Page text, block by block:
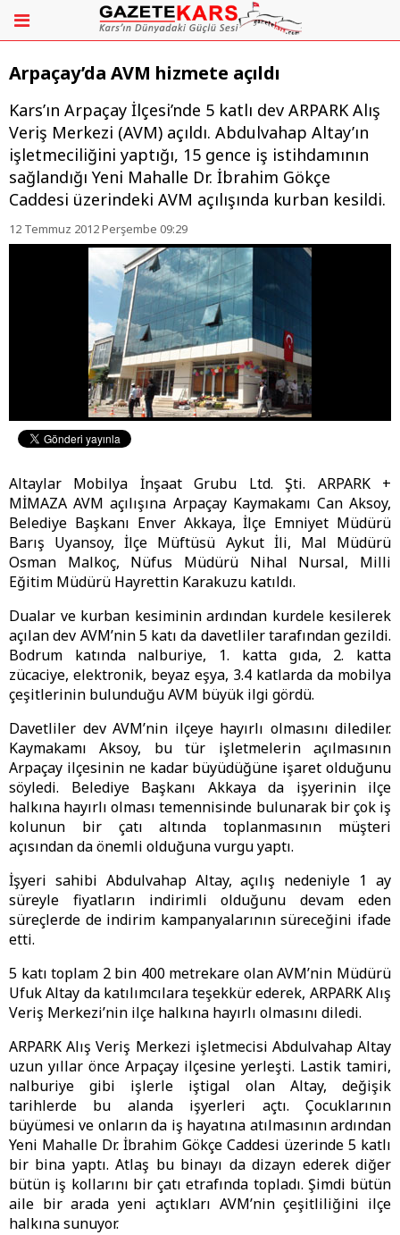
Arpaçay’da AVM hizmete açıldı
Kars’ın Arpaçay İlçesi’nde 5 katlı dev ARPARK Alış
Veriş Merkezi (AVM) açıldı. Abdulvahap Altay’ın
işletmeciliğini yaptığı, 15 gence iş istihdamının
sağlandığı Yeni Mahalle Dr. İbrahim Gökçe
Caddesi üzerindeki AVM açılışında kurban kesildi.
12 Temmuz 2012 Perşembe 09:29
Altaylar Mobilya İnşaat Grubu Ltd. Şti. ARPARK +
MİMAZA AVM açılışına Arpaçay Kaymakamı Can Aksoy,
Belediye Başkanı Enver Akkaya, İlçe Emniyet Müdürü
Barış Uyansoy, İlçe Müftüsü Aykut İli, Mal Müdürü
Osman Malkoç, Nüfus Müdürü Nihal Nursal, Milli
Eğitim Müdürü Hayrettin Karakuzu katıldı.
Dualar ve kurban kesiminin ardından kurdele kesilerek
açılan dev AVM’nin 5 katı da davetliler tarafından gezildi.
Bodrum katında nalburiye, 1. katta gıda, 2. katta
zücaciye, elektronik, beyaz eşya, 3.4 katlarda da mobilya
çeşitlerinin bulunduğu AVM büyük ilgi gördü.
Davetliler dev AVM’nin ilçeye hayırlı olmasını dilediler.
Kaymakamı Aksoy, bu tür işletmelerin açılmasının
Arpaçay ilçesinin ne kadar büyüdüğüne işaret olduğunu
söyledi. Belediye Başkanı Akkaya da işyerinin ilçe
halkına hayırlı olması temennisinde bulunarak bir çok iş
kolunun bir çatı altında toplanmasının müşteri
açısından da önemli olduğuna vurgu yaptı.
İşyeri sahibi Abdulvahap Altay, açılış nedeniyle 1 ay
süreyle fiyatların indirimli olduğunu devam eden
süreçlerde de indirim kampanyalarının süreceğini ifade
etti.
5 katı toplam 2 bin 400 metrekare olan AVM’nin Müdürü
Ufuk Altay da katılımcılara teşekkür ederek, ARPARK Alış
Veriş Merkezi’nin ilçe halkına hayırlı olmasını diledi.
ARPARK Alış Veriş Merkezi işletmecisi Abdulvahap Altay
uzun yıllar önce Arpaçay ilçesine yerleşti. Lastik tamiri,
nalburiye gibi işlerle iştigal olan Altay, değişik
tarihlerde bu alanda işyerleri açtı. Çocuklarının
büyümesi ve onların da iş hayatına atılmasının ardından
Yeni Mahalle Dr. İbrahim Gökçe Caddesi üzerinde 5 katlı
bir bina yaptı. Atlaş bu binayı da dizayn ederek diğer
bütün iş kollarını bir çatı etrafında topladı. Şimdi bütün
aile bir arada yeni açtıkları AVM’nin çeşitliliğini ilçe
halkına sunuyor.